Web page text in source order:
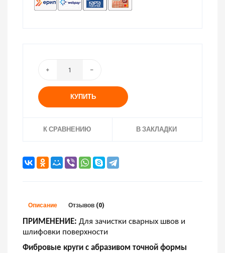
КУПИТЬ
К СРАВНЕНИЮ В ЗАКЛАДКИ
Описание Отзывов (0)
ПРИМЕНЕНИЕ: Для зачистки сварных швов и
шлифовки поверхности
Фибровые круги с абразивом точной формы